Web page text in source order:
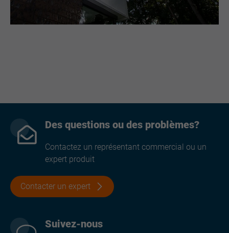
Des questions ou des problèmes?
Contactez un représentant commercial ou un
expert produit
Contacter un expert
Suivez-nous